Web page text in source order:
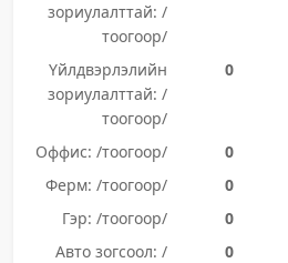
зориулалттай: /
тоогоор/
Үйлдвэрлэлийн
зориулалттай: /
тоогоор/
0
Оффис: /тоогоор/
0
Ферм: /тоогоор/
0
Гэр: /тоогоор/
0
Авто зогсоол: /
0